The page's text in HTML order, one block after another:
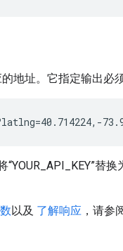
地址。它指定输出必须
替换
以及 了解响应 ，请参